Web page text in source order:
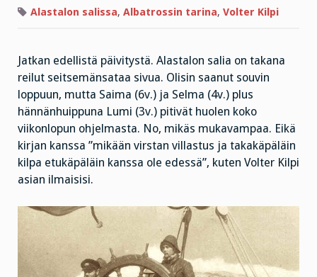
huolta
–
on
närpiöläinen!
Alastalon salissa, Albatrossin tarina, Volter Kilpi
Jatkan edellistä päivitystä. Alastalon salia on takana
reilut seitsemänsataa sivua. Olisin saanut souvin
loppuun, mutta Saima (6v.) ja Selma (4v.) plus
hännänhuippuna Lumi (3v.) pitivät huolen koko
viikonlopun ohjelmasta. No, mikäs mukavampaa. Eikä
kirjan kanssa ”mikään virstan villastus ja takakäpäläin
kilpa etukäpäläin kanssa ole edessä”, kuten Volter Kilpi
asian ilmaisisi.